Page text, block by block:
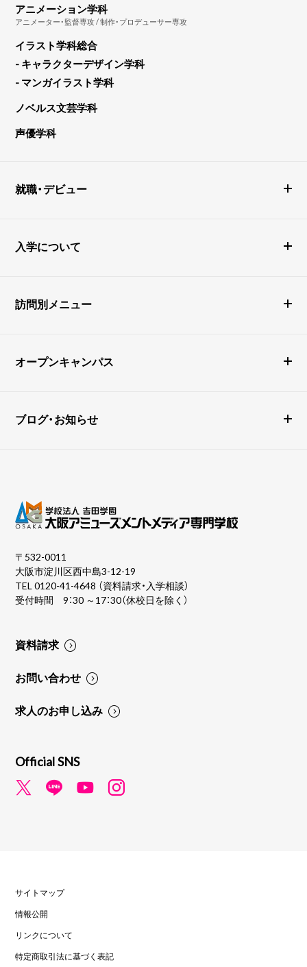
アニメーション学科
アニメーター・監督専攻 / 制作・プロデューサー専攻
イラスト学科総合
- キャラクターデザイン学科
- マンガイラスト学科
ノベルス文芸学科
声優学科
就職・デビュー
入学について
訪問別メニュー
オープンキャンパス
ブログ・お知らせ
〒532-0011
大阪市淀川区西中島3-12-19
TEL0120-41-4648 （資料請求・入学相談）
受付時間 9：30 ～17：30（休校日を除く）
資料請求
お問い合わせ
求人のお申し込み
Official SNS
サイトマップ
情報公開
リンクについて
特定商取引法に基づく表記